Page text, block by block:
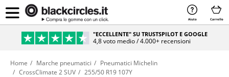
Aiuto Carrello
"ECCELLENTE" SU TRUSTSPILOT E GOOGLE
4,8 voto medio / 4.000+ recensioni
Home Marche pneumatici
Pneumatici Michelin
CrossClimate 2 SUV
255/50 R19 107Y